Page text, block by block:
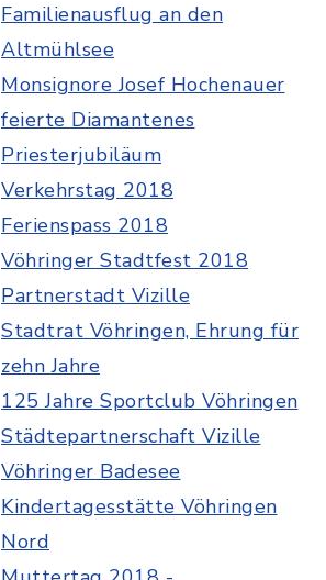
Familienausflug an den
Altmühlsee
Monsignore Josef Hochenauer
feierte Diamantenes
Priesterjubiläum
Verkehrstag 2018
Ferienspass 2018
Vöhringer Stadtfest 2018
Partnerstadt Vizille
Stadtrat Vöhringen, Ehrung für
zehn Jahre
125 Jahre Sportclub Vöhringen
Städtepartnerschaft Vizille
Vöhringer Badesee
Kindertagesstätte Vöhringen
Nord